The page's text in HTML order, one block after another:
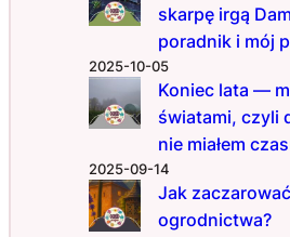
n
d
skarpę irgą
poradnik i mój
2025-10-05
Koniec lata —
światami, czyli
nie miałem
2025-09-14
Jak
ogrodnictwa?